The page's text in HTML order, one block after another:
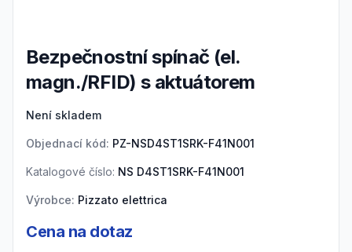
Bezpečnostní spínač (el.
magn./RFID) s aktuátorem
Není skladem
Objednací kód: PZ-NSD4ST1SRK-F41N001
Katalogové číslo: NS D4ST1SRK-F41N001
Výrobce: Pizzato elettrica
Cena na dotaz